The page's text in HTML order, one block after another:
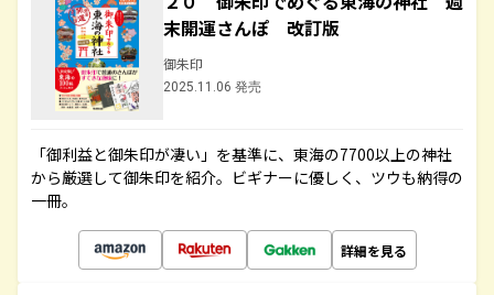
末開運さんぽ 改訂版
御朱印
2025.11.06 発売
「御利益と御朱印が凄い」を基準に、東海の7700以上の神社
から厳選して御朱印を紹介。ビギナーに優しく、ツウも納得の
一冊。
詳細を見る